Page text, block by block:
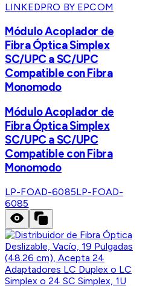
LINKEDPRO BY EPCOM
Módulo Acoplador de
Fibra Óptica Simplex
SC/UPC a SC/UPC
Compatible con Fibra
Monomodo
Módulo Acoplador de
Fibra Óptica Simplex
SC/UPC a SC/UPC
Compatible con Fibra
Monomodo
LP-FOAD-6085LP-FOAD-
6085